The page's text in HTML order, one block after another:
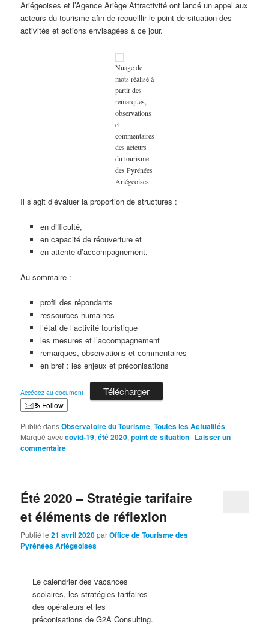
Ariégeoises et l’Agence Ariège Attractivité ont lancé un appel aux
acteurs du tourisme afin de recueillir le point de situation des
activités et actions envisagées à ce jour.
Nuage de
mots réalisé à
partir des
remarques,
observations
et
commentaires
des acteurs
du tourisme
des Pyrénées
Ariégeoises
Il s’agit d’évaluer la proportion de structures :
en difficulté,
en capacité de réouverture et
en attente d’accompagnement.
Au sommaire :
profil des répondants
ressources humaines
l’état de l’activité touristique
les mesures et l’accompagnement
remarques, observations et commentaires
en bref : les enjeux et préconisations
Accédez au document Télécharger
Follow
Publié dansObservatoire du Tourisme,Toutes les Actualités |
Marqué aveccovid-19,été 2020,point de situation | Laisser un
commentaire
Été 2020 – Stratégie tarifaire
et éléments de réflexion
Publié le21 avril 2020parOffice de Tourisme des
Pyrénées Ariégeoises
Le calendrier des vacances
scolaires, les stratégies tarifaires
des opérateurs et les
préconisations de G2A Consulting.